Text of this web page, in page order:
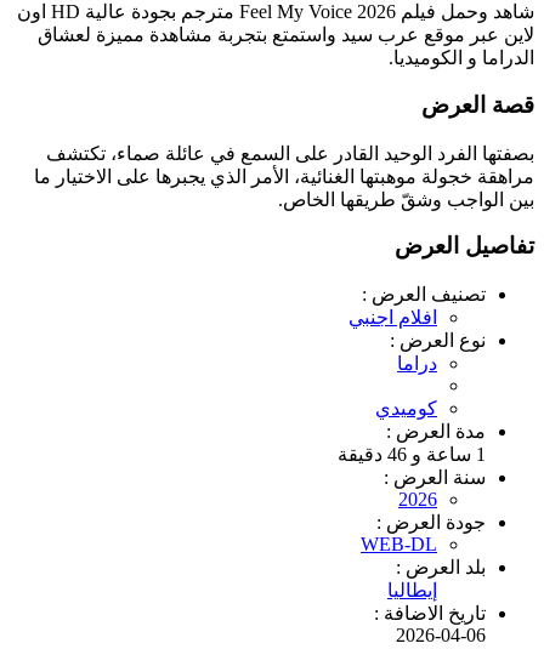
شاهد وحمل فيلم Feel My Voice 2026 مترجم بجودة عالية HD اون
لاين عبر موقع عرب سيد واستمتع بتجربة مشاهدة مميزة لعشاق
الدراما و الكوميديا.
قصة العرض
بصفتها الفرد الوحيد القادر على السمع في عائلة صماء، تكتشف
مراهقة خجولة موهبتها الغنائية، الأمر الذي يجبرها على الاختيار ما
بين الواجب وشقّ طريقها الخاص.
تفاصيل العرض
تصنيف العرض :
افلام اجنبي
نوع العرض :
دراما
كوميدي
مدة العرض :
1 ساعة و 46 دقيقة
سنة العرض :
2026
جودة العرض :
WEB-DL
بلد العرض :
إيطاليا
تاريخ الاضافة :
2026-04-06